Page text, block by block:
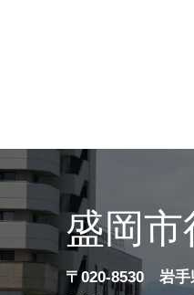
盛岡市
〒020-8530 岩